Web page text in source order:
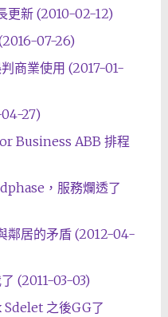
更新 (2010-02-12)
07-26)
商業使用 (2017-01-
27)
Business ABB 排程
，服務爛透了
鄰居的矛盾 (2012-04-
(2011-03-03)
之後GG了